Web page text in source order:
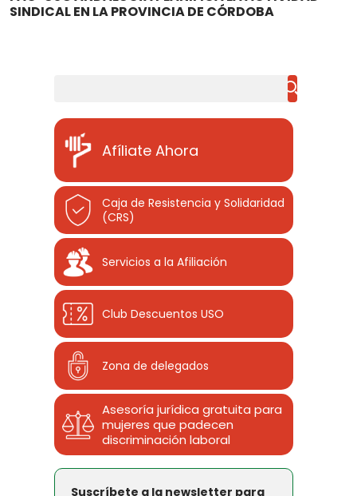
SINDICAL EN LA PROVINCIA DE CÓRDOBA
Afíliate Ahora
Caja de Resistencia y Solidaridad
(CRS)
Servicios a la Afiliación
Club Descuentos USO
Zona de delegados
Asesoría jurídica gratuita para
mujeres que padecen
discriminación laboral
Suscríbete a la newsletter para